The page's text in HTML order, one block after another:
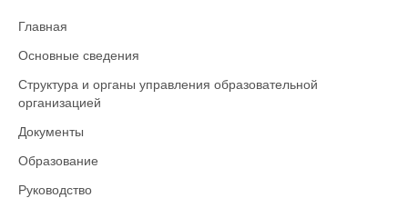
Главная
Основные сведения
Структура и органы управления образовательной
организацией
Документы
Образование
Руководство